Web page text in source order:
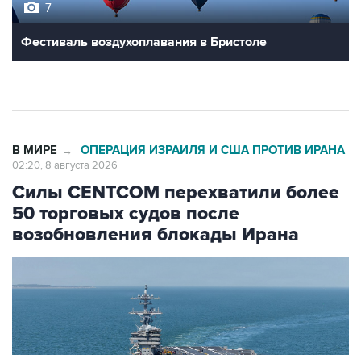
7
Фестиваль воздухоплавания в Бристоле
В МИРЕ → ОПЕРАЦИЯ ИЗРАИЛЯ И США ПРОТИВ ИРАНА
02:20, 8 августа 2026
Силы CENTCOM перехватили более
50 торговых судов после
возобновления блокады Ирана